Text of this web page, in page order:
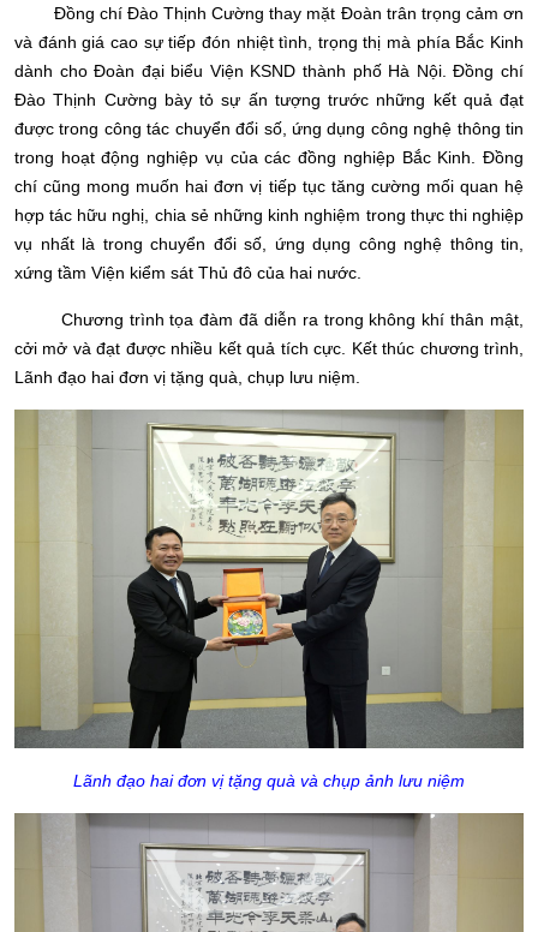
Đồng chí Đào Thịnh Cường thay mặt Đoàn trân trọng cảm ơn
và đánh giá cao sự tiếp đón nhiệt tình, trọng thị mà phía Bắc Kinh
dành cho Đoàn đại biểu Viện KSND thành phố Hà Nội. Đồng chí
Đào Thịnh Cường bày tỏ sự ấn tượng trước những kết quả đạt
được trong công tác chuyển đổi số, ứng dụng công nghệ thông tin
trong hoạt động nghiệp vụ của các đồng nghiệp Bắc Kinh. Đồng
chí cũng mong muốn hai đơn vị tiếp tục tăng cường mối quan hệ
hợp tác hữu nghị, chia sẻ những kinh nghiệm trong thực thi nghiệp
vụ nhất là trong chuyển đổi số, ứng dụng công nghệ thông tin,
xứng tầm Viện kiểm sát Thủ đô của hai nước.
Chương trình tọa đàm đã diễn ra trong không khí thân mật,
cởi mở và đạt được nhiều kết quả tích cực. Kết thúc chương trình,
Lãnh đạo hai đơn vị tặng quà, chụp lưu niệm.
Lãnh đạo hai đơn vị tặng quà và chụp ảnh lưu niệm